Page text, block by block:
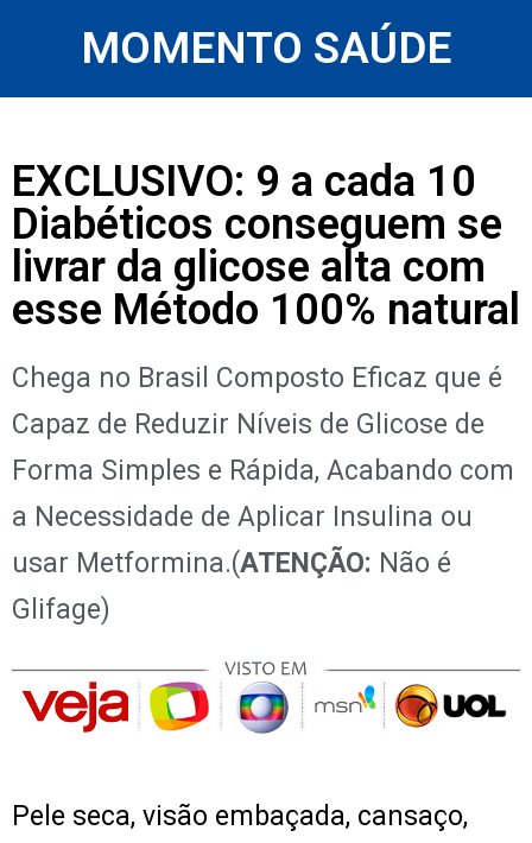
MOMENTO SAÚDE
EXCLUSIVO: 9 a cada 10
Diabéticos conseguem se
livrar da glicose alta com
esse Método 100% natural
Chega no Brasil Composto Eficaz que é
Capaz de Reduzir Níveis de Glicose de
Forma Simples e Rápida, Acabando com
a Necessidade de Aplicar Insulina ou
usar Metformina.(ATENÇÃO: Não é
Glifage)
Pele seca, visão embaçada, cansaço,